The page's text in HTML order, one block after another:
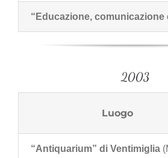
“Educazione,
2003
Luogo
“Antiquarium” di Ventimiglia